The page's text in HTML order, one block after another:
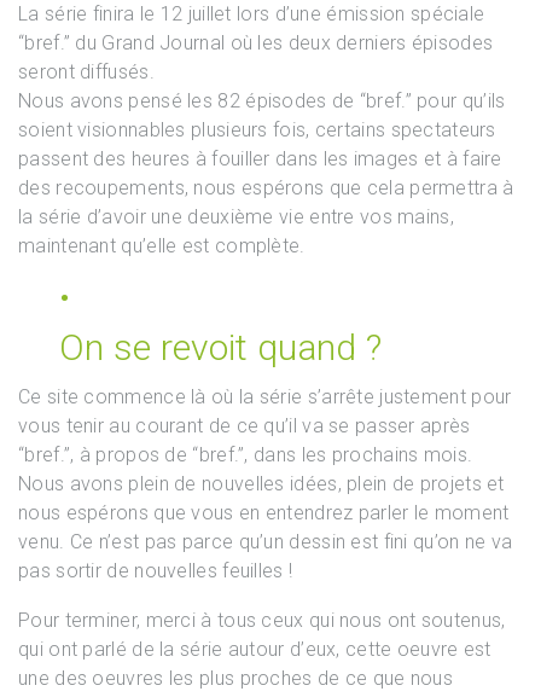
La série finira le 12 juillet lors d’une émission spéciale
“bref.” du Grand Journal où les deux derniers épisodes
seront diffusés.
Nous avons pensé les 82 épisodes de “bref.” pour qu’ils
soient visionnables plusieurs fois, certains spectateurs
passent des heures à fouiller dans les images et à faire
des recoupements, nous espérons que cela permettra à
la série d’avoir une deuxième vie entre vos mains,
maintenant qu’elle est complète.
On se revoit quand ?
Ce site commence là où la série s’arrête justement pour
vous tenir au courant de ce qu’il va se passer après
“bref.”, à propos de “bref.”, dans les prochains mois.
Nous avons plein de nouvelles idées, plein de projets et
nous espérons que vous en entendrez parler le moment
venu. Ce n’est pas parce qu’un dessin est fini qu’on ne va
pas sortir de nouvelles feuilles !
Pour terminer, merci à tous ceux qui nous ont soutenus,
qui ont parlé de la série autour d’eux, cette oeuvre est
une des oeuvres les plus proches de ce que nous